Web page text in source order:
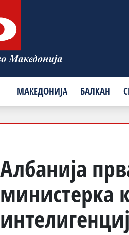
МАКЕДОНИЈА БАЛКАН
Албанија
министерка